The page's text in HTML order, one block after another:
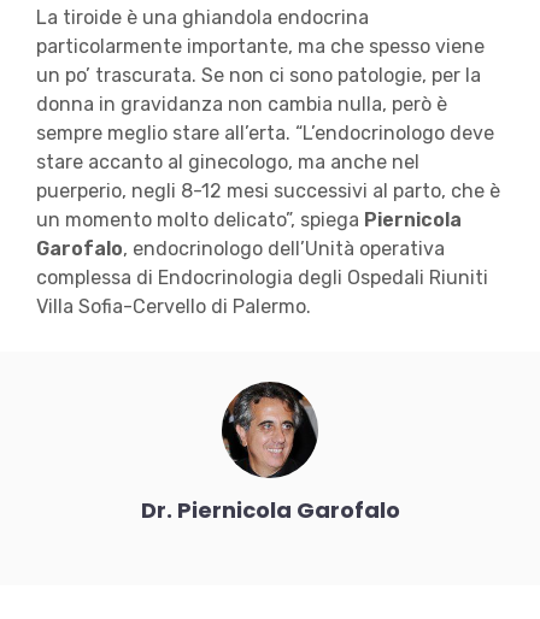
La tiroide è una ghiandola endocrina
particolarmente importante, ma che spesso viene
un po’ trascurata. Se non ci sono patologie, per la
donna in gravidanza non cambia nulla, però è
sempre meglio stare all’erta. “L’endocrinologo deve
stare accanto al ginecologo, ma anche nel
puerperio, negli 8-12 mesi successivi al parto, che è
un momento molto delicato”, spiega Piernicola
Garofalo, endocrinologo dell’Unità operativa
complessa di Endocrinologia degli Ospedali Riuniti
Villa Sofia-Cervello di Palermo.
Dr. Piernicola Garofalo